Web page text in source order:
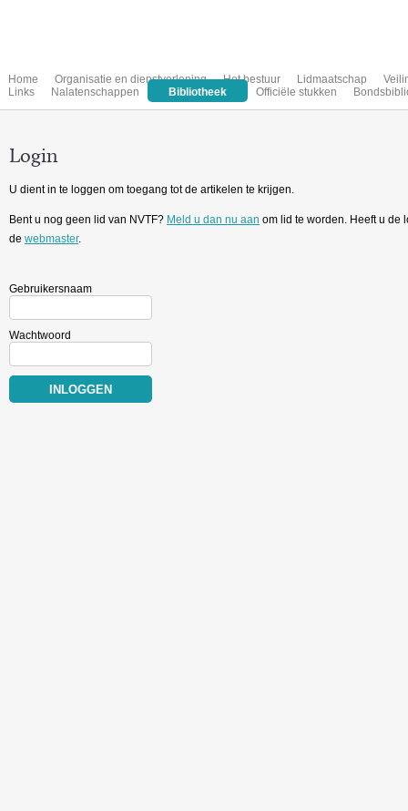
Home Organisatie en dienstverlening Het bestuur Lidmaatschap
Links
Nalatenschappen Bibliotheek Officiële stukken
Login
U dient in te loggen om toegang tot de artikelen te krijgen.
Bent u nog geen lid van NVTF? Meld u dan nu aan om lid te worden. Heeft u de
de webmaster.
Gebruikersnaam
Wachtwoord